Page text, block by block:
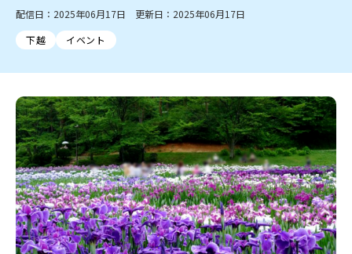
新潟市中央区 新潟市東区
新潟市南区
新潟市江南区 新潟市秋葉区
新潟市西蒲区
村上・関川
新発田・聖籠
胎内・粟島
三条・加茂・田上
五泉・阿賀野・阿賀
燕・弥彦
長岡・見附
小千谷・十日町・津南
魚沼・南魚沼・湯沢
柏崎・刈羽・出雲崎
上越・妙高・糸魚川
ご当地グルメ 食べ歩き
カフェ
居酒屋・バー 焼肉
パスタ
パン・ベーカリー
タレカツ・豚カツ
デカ盛り・大盛り
旨辛・激辛
定食・町定食 海鮮・鮨
そば・うどん
日本酒・新潟清酒
ワイン・クラフトビール
ケーキ・パフェ
ビアガーデン・暑気払い
忘新年会・歓送迎会
セミナー・講演会
住宅展示場
完成見学会 学生スポーツ アルビレックス
観光スポット
温泉・入浴 ホテル
リラクゼーション・整体
病院・クリニック
ビルボードプレイスBP
新潟伊勢丹
ピア万代
リバーサイド千秋
パティオPATIO
インテリア・雑貨
外食・テイクアウト
新車・中古車・カー用品
上越・妙高・糸魚川 チラシ
注目 チラシ
週末セール
火曜セール
オープン・リニューアルセール
周年祭・感謝祭セール
年末・初売りセール
配信日：2025年06月17日 更新日：2025年06月17日
下越
イベント